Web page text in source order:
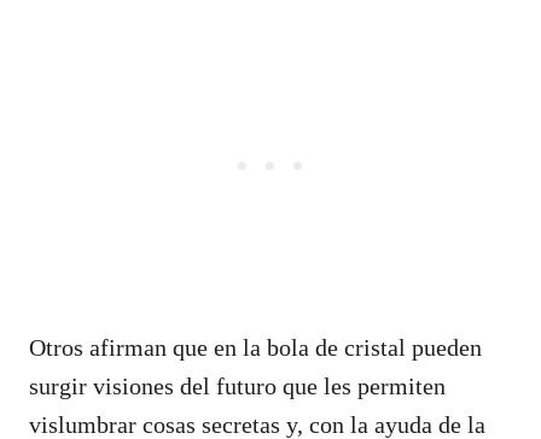
Otros afirman que en la bola de cristal pueden
surgir visiones del futuro que les permiten
vislumbrar cosas secretas y, con la ayuda de la